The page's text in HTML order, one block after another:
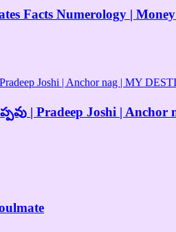
Facts Numerology |
| Pradeep Joshi | Anchor